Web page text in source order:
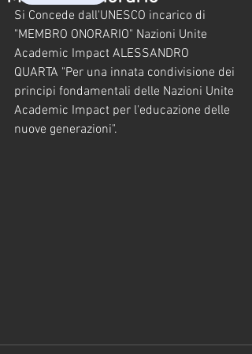
Si Concede dall'UNESCO incarico di
"MEMBRO ONORARIO" Nazioni Unite
Academic Impact ALESSANDRO
QUARTA "Per una innata condivisione dei
principi fondamentali delle Nazioni Unite
Academic Impact per l'educazione delle
nuove generazioni".